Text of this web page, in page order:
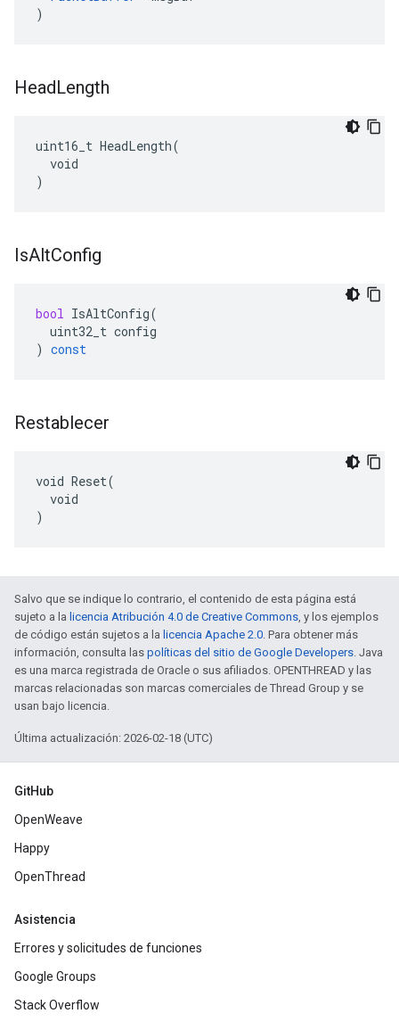
)
HeadLength
uint16_t HeadLength(
  void
)
IsAltConfig
bool IsAltConfig(
uint32_t config
) const
Restablecer
void Reset(
  void
)
Salvo que se indique lo contrario, el contenido de esta página está
sujeto a la licencia Atribución 4.0 de Creative Commons, y los ejemplos
de código están sujetos a la licencia Apache 2.0. Para obtener más
información, consulta las políticas del sitio de Google Developers. Java
es una marca registrada de Oracle o sus afiliados. OPENTHREAD y las
marcas relacionadas son marcas comerciales de Thread Group y se
usan bajo licencia.
Última actualización: 2026-02-18 (UTC)
GitHub
OpenWeave
Happy
OpenThread
Asistencia
Errores y solicitudes de funciones
Google Groups
Stack Overflow